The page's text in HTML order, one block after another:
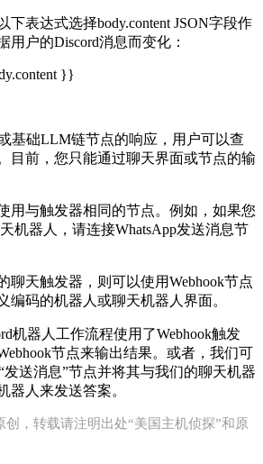
下表达式选择body.content JSON字段作
用户的Discord消息而变化：
}}
基础LLM链节点的响应，用户可以查
目前，您只能通过聊天界面或节点的输
用与触发器相同的节点。例如，如果您
机器人，请连接WhatsApp发送消息节
聊天触发器，则可以使用Webhook节点
编码的机器人或聊天机器人界面。
机器人工作流程使用了Webhook触发
节点来输出结果。或者，我们可
发送消息”节点并将其与我们的聊天机器
器人来发送答案。
创，转载请注明出处“美国主机侦探”和原